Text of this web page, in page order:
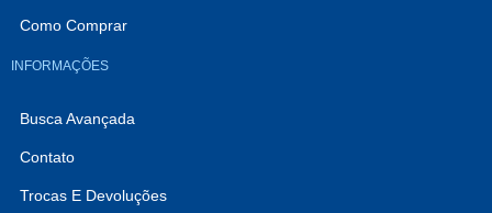
Como Comprar
INFORMAÇÕES
Busca Avançada
Contato
Trocas E Devoluções